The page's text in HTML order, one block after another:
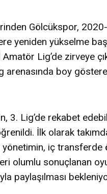
Gölcükspor,
yeniden yükselme
Lig’de zirveye
arenasında boy
3. Lig’de rekabet
İlk olarak
iç transferde
olumlu sonuçlanan
paylaşılması